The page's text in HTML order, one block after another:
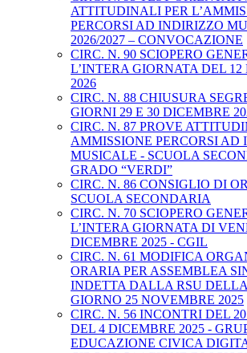
ATTITUDINALI PER
PERCORSI AD INDIRIZZO
2026/2027 – CONVOCAZIONE
CIRC. N. 90 SCIOPERO
L’INTERA GIORNATA DEL 12
2026
CIRC. N. 88 CHIUSURA
GIORNI 29 E 30 DICEMBRE
CIRC. N. 87 PROVE
AMMISSIONE PERCORSI AD
MUSICALE - SCUOLA
GRADO “VERDI”
CIRC. N. 86 CONSIGLIO DI
SCUOLA SECONDARIA
CIRC. N. 70 SCIOPERO
L’INTERA GIORNATA DI
DICEMBRE 2025 - CGIL
CIRC. N. 61 MODIFICA
ORARIA PER ASSEMBLEA
INDETTA DALLA RSU
GIORNO 25 NOVEMBRE 2025
CIRC. N. 56 INCONTRI DEL
DEL 4 DICEMBRE 2025 -
EDUCAZIONE CIVICA